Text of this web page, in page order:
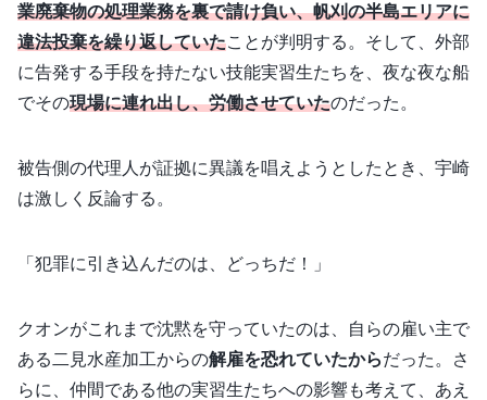
業廃棄物の処理業務を裏で請け負い、帆刈の半島エリアに
違法投棄を繰り返していたことが判明する。そして、外部
に告発する手段を持たない技能実習生たちを、夜な夜な船
でその現場に連れ出し、労働させていたのだった。
被告側の代理人が証拠に異議を唱えようとしたとき、宇崎
は激しく反論する。
「犯罪に引き込んだのは、どっちだ！」
クオンがこれまで沈黙を守っていたのは、自らの雇い主で
ある二見水産加工からの解雇を恐れていたからだった。さ
らに、仲間である他の実習生たちへの影響も考えて、あえ